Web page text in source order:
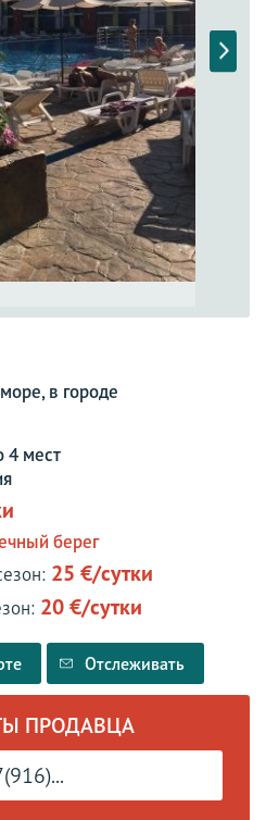
в городе
4 мест
берег
25 €/сутки
20 €/сутки
ПРОДАВЦА
Отслеживать